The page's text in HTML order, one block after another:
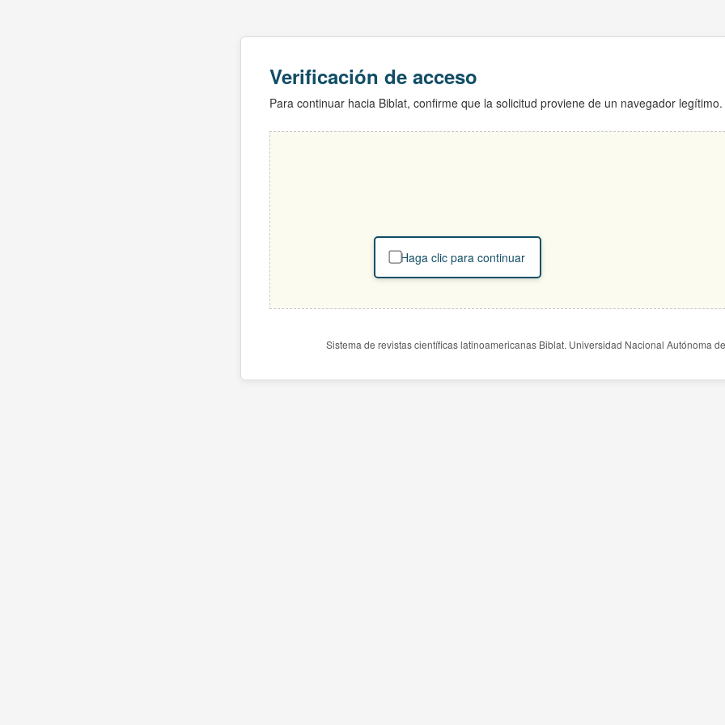
Verificación de acceso
Para continuar hacia Biblat, confirme que la solicitud proviene de un navegador legítimo.
Haga clic para continuar
Sistema de revistas científicas latinoamericanas Biblat. Universidad Nacional Autónoma